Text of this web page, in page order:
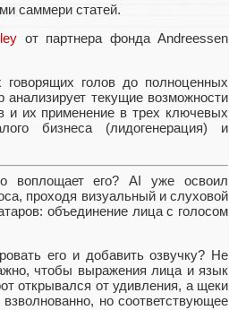
саммери статей.
от партнера фонда Andreessen
голов до полноценных
текущие возможности
и их применение в трех ключевых
бизнеса (лидогенерация) и
воплощает его? AI уже освоил
проходя визуальный и слуховой
объединение лица с голосом
его и добавить озвучку? Не
чтобы выражения лица и язык
открывался от удивления, а щеки
но соответствующее